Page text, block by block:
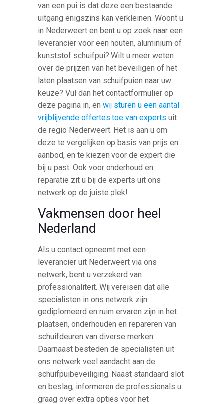
van een pui is dat deze een bestaande
uitgang enigszins kan verkleinen. Woont u
in Nederweert en bent u op zoek naar een
leverancier voor een houten, aluminium of
kunststof schuifpui? Wilt u meer weten
over de prijzen van het beveiligen of het
laten plaatsen van schuifpuien naar uw
keuze? Vul dan het contactformulier op
deze pagina in, enwij sturen u een aantal
vrijblijvende offertes toe van experts uit
de regio Nederweert. Het is aan u om
deze te vergelijken op basis van prijs en
aanbod, en te kiezen voor de expert die
bij u past. Ook voor onderhoud en
reparatie zit u bij de experts uit ons
netwerk op de juiste plek!
Vakmensen door heel
Nederland
Als u contact opneemt met een
leverancier uit Nederweert via ons
netwerk, bent u verzekerd van
professionaliteit. Wij vereisen dat alle
specialisten in ons netwerk zijn
gediplomeerd en ruim ervaren zijn in het
plaatsen, onderhouden en repareren van
schuifdeuren van diverse merken.
Daarnaast besteden de specialisten uit
ons netwerk veel aandacht aan de
schuifpuibeveiliging. Naast standaard slot
en beslag, informeren de professionals u
graag over extra opties voor het